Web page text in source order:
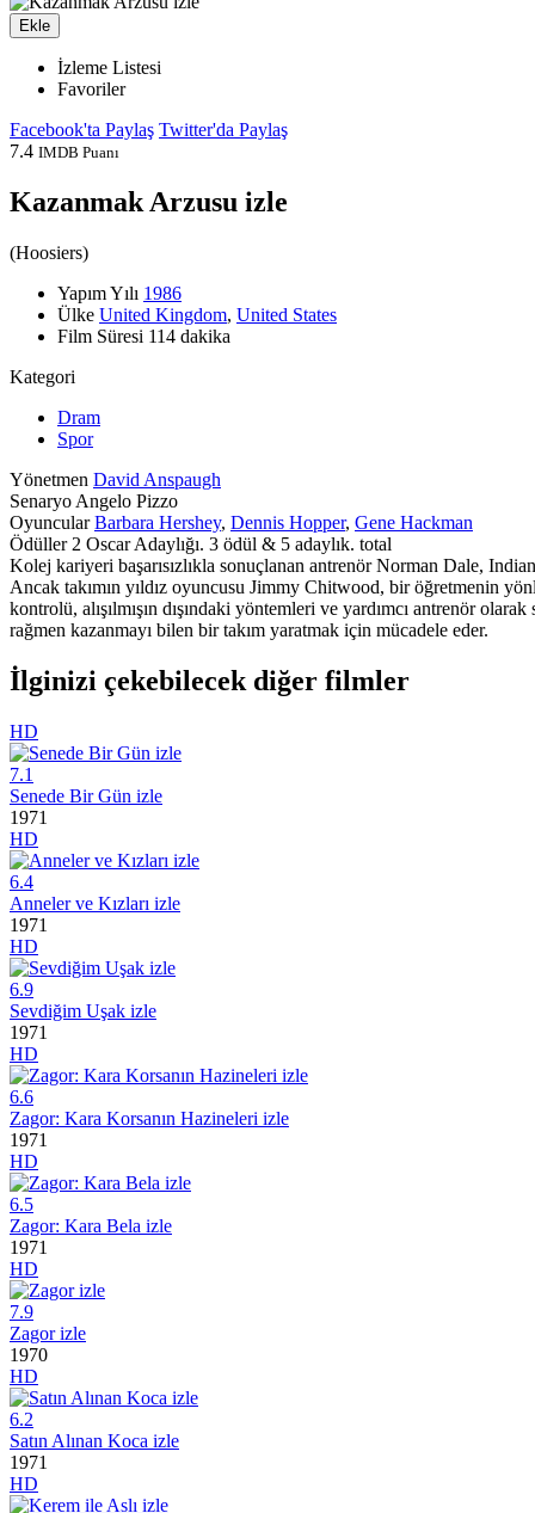
Ekle
İzleme Listesi
Favoriler
Facebook'ta Paylaş Twitter'da Paylaş
7.4 IMDB Puanı
Kazanmak Arzusu izle
(Hoosiers)
Yapım Yılı 1986
Ülke United Kingdom, United States
Film Süresi 114 dakika
Kategori
Dram
Spor
Yönetmen David Anspaugh
Senaryo Angelo Pizzo
Oyuncular Barbara Hershey, Dennis Hopper, Gene Hackman
Ödüller2 Oscar Adaylığı. 3 ödül & 5 adaylık. total
Kolej kariyeri başarısızlıkla sonuçlanan antrenör Norman Dale,
Ancak takımın yıldız oyuncusu Jimmy Chitwood, bir öğretmenin
kontrolü, alışılmışın dışındaki yöntemleri ve yardımcı antrenör
rağmen kazanmayı bilen bir takım yaratmak için mücadele eder.
İlginizi çekebilecek diğer filmler
HD
7.1
Senede Bir Gün izle
1971
HD
6.4
Anneler ve Kızları izle
1971
HD
6.9
Sevdiğim Uşak izle
1971
HD
6.6
Zagor: Kara Korsanın Hazineleri izle
1971
HD
6.5
Zagor: Kara Bela izle
1971
HD
7.9
Zagor izle
1970
HD
6.2
Satın Alınan Koca izle
1971
HD